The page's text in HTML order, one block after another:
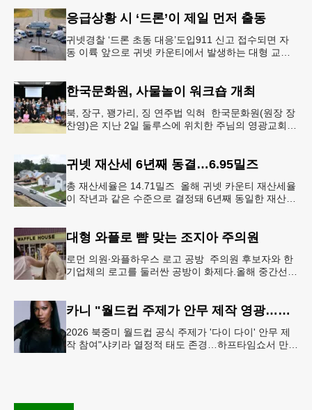
응급상황 시 ‘드론’이 제일 먼저 출동
귀넷경찰 ‘드론 초동 대응’도입911 신고 접수되면 자
동 이륙 앞으로 귀넷 카운티에서 발생하는 대형 교통
한국문화원, 사물놀이 워크숍 개최
북, 장구, 꽹가리, 징 연주법 익혀 한국문화원(원장 장
찬영)은 지난 2일 둘루스에 위치한 주님의 영광교회에
귀넷 재산세 6년째 동결…6.95밀즈
총 재산세율은 14.71밀즈 올해 귀넷 카운티 재산세율
이 작년과 같은 수준으로 결정돼 6년째 동일한 재산세
대형 와플로 뺨 맞는 조지아 주의원
로먼 의원∙와플하우스 로고 공방 주의원 후보자와 한
기업체의 로고를 둘러싼 공방이 화제다.올해 중간선거
카니 "월드컵 주제가 안무 제작 영광…춤은 국경 없는 언어"
2026 북중미 월드컵 공식 주제가 '다이 다이' 안무 제
작 참여"샤키라 열정적 태도 존경…하프타임쇼서 만난